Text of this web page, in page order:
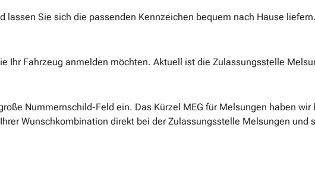
lassen Sie sich die passenden Kennzeichen bequem nach Hause liefern.
Ihr Fahrzeug anmelden möchten. Aktuell ist die Zulassungsstelle
Nummernschild-Feld ein. Das Kürzel MEG für Melsungen haben wir
Wunschkombination direkt bei der Zulassungsstelle Melsungen und